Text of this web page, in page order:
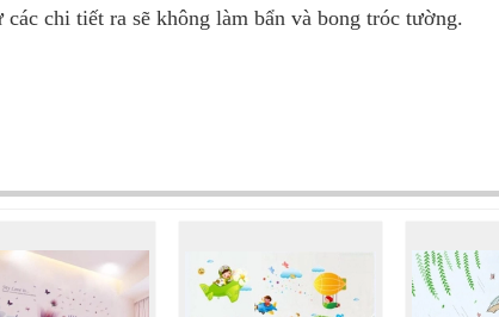
chi tiết ra sẽ không làm bẩn và bong tróc tường.